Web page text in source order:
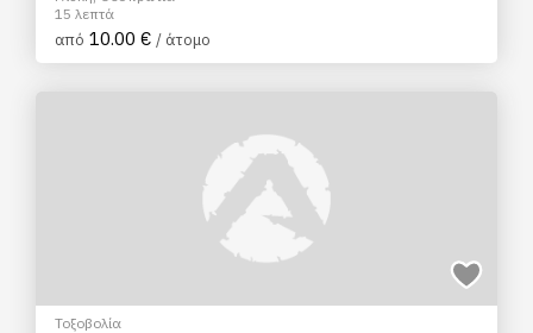
15 λεπτά
από 10.00 € / άτομο
Τοξοβολία